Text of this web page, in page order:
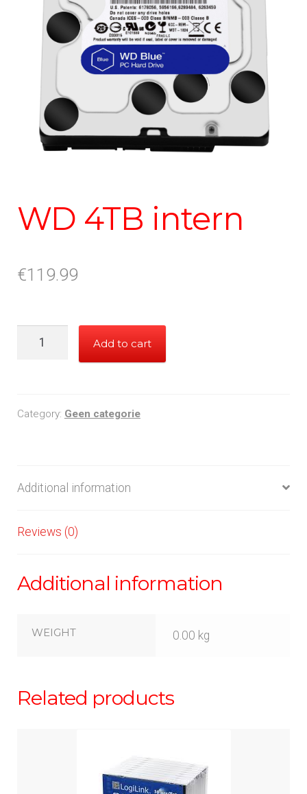
WD 4TB intern
€119.99
Add to cart
Category: Geen categorie
Additional information
Reviews (0)
Additional information
WEIGHT 0.00 kg
Related products